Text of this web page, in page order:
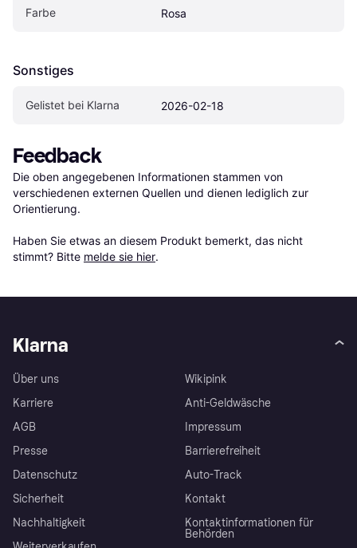
Farbe Rosa
Sonstiges
Gelistet bei Klarna 2026-02-18
Feedback
Die oben angegebenen Informationen stammen von
verschiedenen externen Quellen und dienen lediglich zur
Orientierung.
Haben Sie etwas an diesem Produkt bemerkt, das nicht
stimmt? Bitte melde sie hier.
Klarna
Über uns
Karriere
AGB
Presse
Datenschutz
Sicherheit
Nachhaltigkeit
Wikipink
Anti-Geldwäsche
Impressum
Barrierefreiheit
Auto-Track
Kontakt
Kontaktinformationen für
Behörden